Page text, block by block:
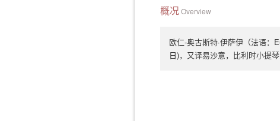
概况Overview
欧仁-奥古斯特·伊萨伊（法语：
日)，又译易沙意，比利时小提